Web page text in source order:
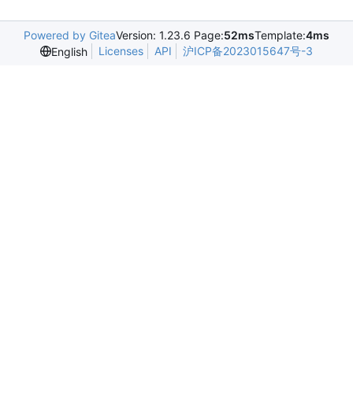
Powered by GiteaVersion: 1.23.6 Page:52msTemplate:4ms
English
Licenses API 沪ICP备2023015647号-3